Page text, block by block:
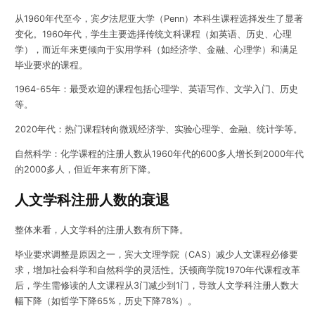
从1960年代至今，宾夕法尼亚大学（Penn）本科生课程选择发生了显著
变化。1960年代，学生主要选择传统文科课程（如英语、历史、心理
学），而近年来更倾向于实用学科（如经济学、金融、心理学）和满足
毕业要求的课程。
1964-65年：最受欢迎的课程包括心理学、英语写作、文学入门、历史
等。
2020年代：热门课程转向微观经济学、实验心理学、金融、统计学等。
自然科学：化学课程的注册人数从1960年代的600多人增长到2000年代
的2000多人，但近年来有所下降。
人文学科注册人数的衰退
整体来看，人文学科的注册人数有所下降。
毕业要求调整是原因之一，宾大文理学院（CAS）减少人文课程必修要
求，增加社会科学和自然科学的灵活性。沃顿商学院1970年代课程改革
后，学生需修读的人文课程从3门减少到1门，导致人文学科注册人数大
幅下降（如哲学下降65%，历史下降78%）。